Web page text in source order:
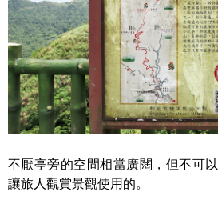
不厭亭旁的空間相當廣闊，但不可
讓旅人觀賞景觀使用的。